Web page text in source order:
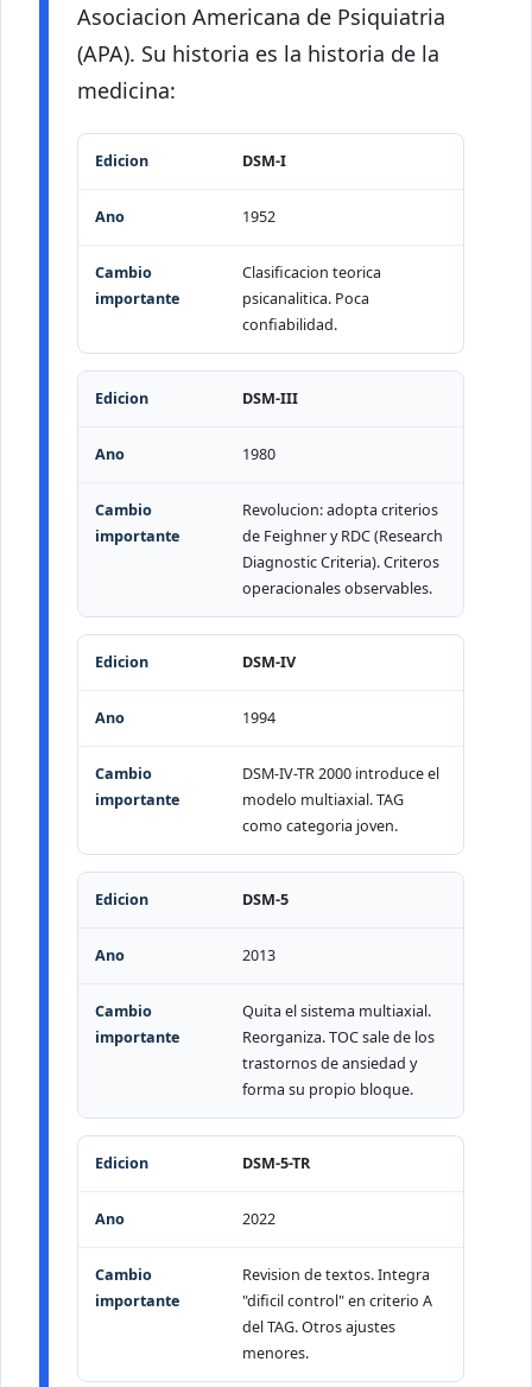
Asociacion Americana de Psiquiatria
(APA). Su historia es la historia de la
medicina:
Edicion Cambio importante
DSM-I
1952
Clasificacion teorica
psicanalitica. Poca
confiabilidad.
DSM-III
1980
Revolucion: adopta criterios
de Feighner y RDC (Research
Diagnostic Criteria). Criteros
operacionales observables.
DSM-IV
1994
DSM-IV-TR 2000 introduce el
modelo multiaxial. TAG
como categoria joven.
DSM-5
2013
Quita el sistema multiaxial.
Reorganiza. TOC sale de los
trastornos de ansiedad y
forma su propio bloque.
DSM-5-TR
2022
Revision de textos. Integra
"dificil control" en criterio A
del TAG. Otros ajustes
menores.